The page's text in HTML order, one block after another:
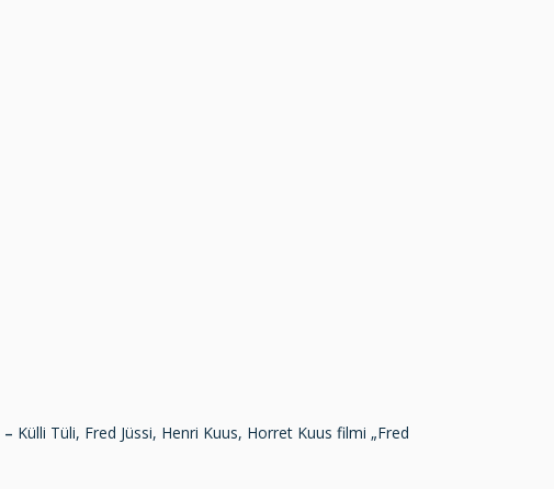
– Külli Tüli, Fred Jüssi, Henri Kuus, Horret Kuus filmi „Fred